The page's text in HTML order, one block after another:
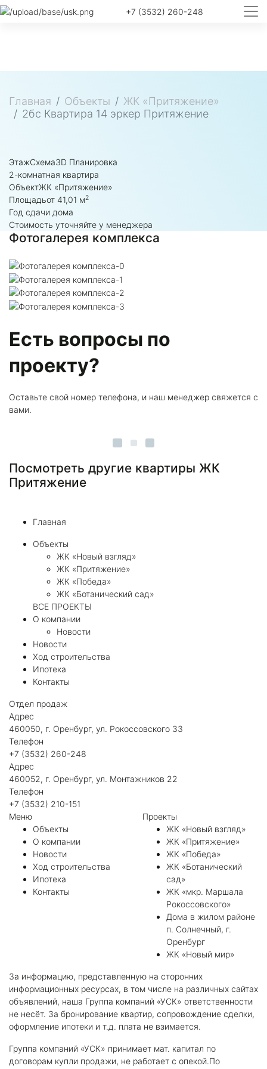
+7 (3532) 260-248
Главная Объекты
ЖК «Притяжение»
2бс Квартира 14 эркер Притяжение
ЭтажСхема3D Планировка
2-комнатная квартира
ОбъектЖК «Притяжение»
Площадьот 41,01 м2
Год сдачи дома
Стоимость уточняйте у менеджера
Фотогалерея комплекса
Есть вопросы по
проекту?
Оставьте свой номер телефона, и наш менеджер свяжется с
вами.
Посмотреть другие квартиры ЖК
Притяжение
Главная
Объекты
ЖК «Новый взгляд»
ЖК «Притяжение»
ЖК «Победа»
ЖК «Ботанический сад»
ВСЕ ПРОЕКТЫ
О компании
Новости
Новости
Ход строительства
Ипотека
Контакты
Отдел продаж
Адрес
460050, г. Оренбург, ул. Рокоссовского 33
Телефон
+7 (3532) 260-248
Адрес
460052, г. Оренбург, ул. Монтажников 22
Телефон
+7 (3532) 210-151
Меню
Объекты
О компании
Новости
Ход строительства
Ипотека
Контакты
Проекты
ЖК «Новый взгляд»
ЖК «Притяжение»
ЖК «Победа»
ЖК «Ботанический
сад»
ЖК «мкр. Маршала
Рокоссовского»
Дома в жилом районе
п. Солнечный, г.
Оренбург
ЖК «Новый мир»
За информацию, представленную на сторонних
информационных ресурсах, в том числе на различных сайтах
объявлений, наша Группа компаний «УСК» ответственности
не несёт. За бронирование квартир, сопровождение сделки,
оформление ипотеки и т.д. плата не взимается.
Группа компаний «УСК» принимает мат. капитал по
договорам купли продажи, не работает с опекой.По